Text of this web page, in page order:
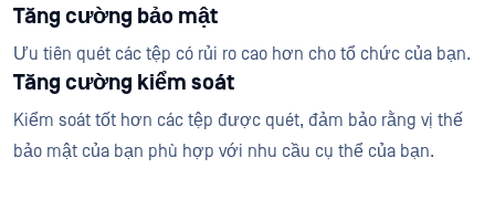
Tăng cường bảo mật
Ưu tiên quét các tệp có rủi ro cao hơn cho tổ chức của bạn.
Tăng cường kiểm soát
Kiểm soát tốt hơn các tệp được quét, đảm bảo rằng vị thế
bảo mật của bạn phù hợp với nhu cầu cụ thể của bạn.